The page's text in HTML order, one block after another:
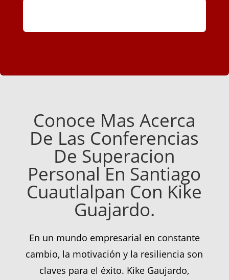
Conoce Mas Acerca
De Las Conferencias
De Superacion
Personal En Santiago
Cuautlalpan Con Kike
Guajardo.
En un mundo empresarial en constante
cambio, la motivación y la resiliencia son
claves para el éxito. Kike Gaujardo,